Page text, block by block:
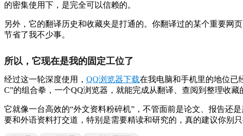
的密集使用下，是完全可以信赖的。
另外，它的翻译历史和收藏夹是打通的。你翻译过的某个重要网
节省了我不少事。
所以，它现在是我的固定工位了
经过这一轮深度使用， QQ浏览器下载在我电脑和手机里的地位已
C”的组合拳，一个QQ浏览器，就能完成从翻译、查阅到整理收藏
它就像一台高效的“外文资料粉碎机”，不管面前是论文、报告还
要和外语资料打交道，特别是需要精读和研究的，真的建议你别